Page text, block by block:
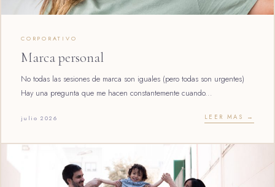
CORPORATIVO
Marca personal
No todas las sesiones de marca son iguales (pero todas son urgentes)
Hay una pregunta que me hacen constantemente cuando...
julio 2026 LEER MAS →